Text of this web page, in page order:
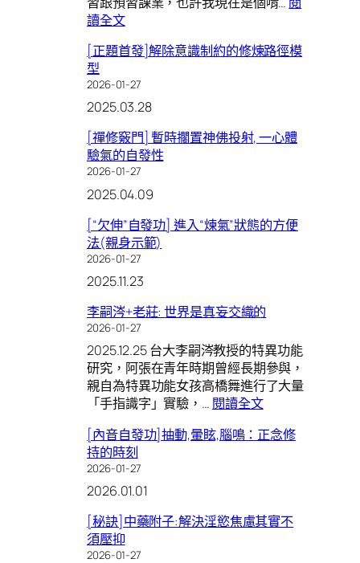
代
變
習
慣
筆
讀全文:
了
一
維
的
童
年
[正題首發]解除意識制約的修煉路徑模
型
2026-01-27
2025.03.28
[禪修竅門] 暫時擱置神佛投射, 一心體
驗氣的自發性
2026-01-27
2025.04.09
[“欠伸”自發功] 進入“煉氣”狀態的方便
法(親身示範)
2026-01-27
2025.11.23
李嗣涔+老莊: 世界是真妄交織的
2026-01-27
2025.12.25 台大李嗣涔教授的特異功能
研究，阿張在青年時期曾經長期參與，
親自為特異功能女孩高橋舞進行了大量
「手指識字」實驗，… 閱讀全文:
嗣
界
[內音自發功]抽動,暈眩,腦鳴：正念修
持的時刻
2026-01-27
2026.01.01
[秘訣]中藥附子:解決淫慾焦慮其實不
須壓抑
2026-01-27